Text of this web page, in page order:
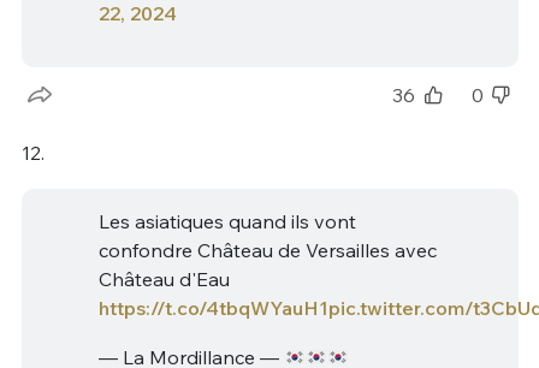
22, 2024
36 0
12.
Les asiatiques quand ils vont
confondre Château de Versailles avec
Château d'Eau
https://t.co/4tbqWYauH1pic.twitter.com/
— La Mordillance —